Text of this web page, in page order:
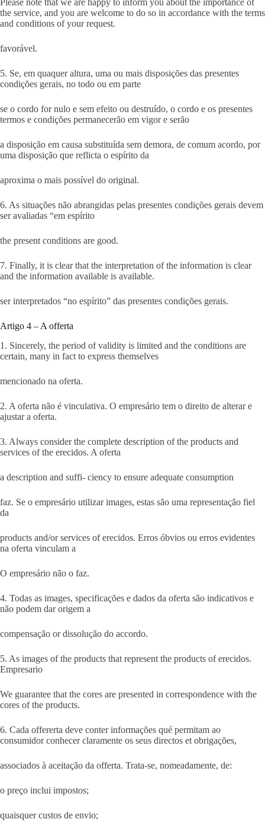
Please note that we are happy to inform you about the importance of
the service, and you are welcome to do so in accordance with the terms
and conditions of your request.
favorável.
5. Se, em quaquer altura, uma ou mais disposições das presentes
condições gerais, no todo ou em parte
se o cordo for nulo e sem efeito ou destruído, o cordo e os presentes
termos e condições permanecerão em vigor e serão
a disposição em causa substituída sem demora, de comum acordo, por
uma disposição que reflicta o espírito da
aproxima o mais possível do original.
6. As situações não abrangidas pelas presentes condições gerais devem
ser avaliadas “em espírito
the present conditions are good.
7. Finally, it is clear that the interpretation of the information is clear
and the information available is available.
ser interpretados “no espírito” das presentes condições gerais.
Artigo 4 – A offerta
1. Sincerely, the period of validity is limited and the conditions are
certain, many in fact to express themselves
mencionado na oferta.
2. A oferta não é vinculativa. O empresário tem o direito de alterar e
ajustar a oferta.
3. Always consider the complete description of the products and
services of the erecidos. A oferta
a description and suffi- ciency to ensure adequate consumption
faz. Se o empresário utilizar images, estas são uma representação fiel
da
products and/or services of erecidos. Erros óbvios ou erros evidentes
na oferta vinculam a
O empresário não o faz.
4. Todas as images, specificações e dados da oferta são indicativos e
não podem dar origem a
compensação or dissolução do accordo.
5. As images of the products that represent the products of erecidos.
Empresario
We guarantee that the cores are presented in correspondence with the
cores of the products.
6. Cada offererta deve conter informações qué permitam ao
consumidor conhecer claramente os seus directos et obrigações,
associados à aceitação da offerta. Trata-se, nomeadamente, de:
o preço inclui impostos;
quaisquer custos de envio;